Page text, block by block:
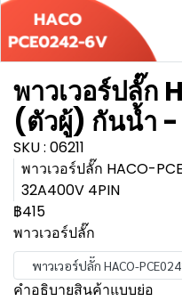
พาวเวอร์ปลั๊ก
(ตัวผู้) กันน้ำ -
SKU : 06211
พาวเวอร์ปลั๊ก HACO-
32A400V 4PIN
฿415
พาวเวอร์ปลั๊ก
พาวเวอร์ปลั๊ก HACO-
คำอธิบายสินค้าแบบย่อ